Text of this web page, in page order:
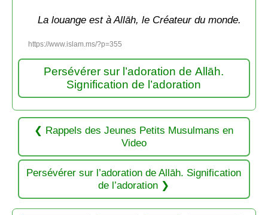
La louange est à Allāh, le Créateur du monde.
https://www.islam.ms/?p=355
Persévérer sur l’adoration de Allāh.
Signification de l’adoration
Rappels des Jeunes Petits Musulmans en
Video
Persévérer sur l’adoration de Allāh. Signification
de l’adoration